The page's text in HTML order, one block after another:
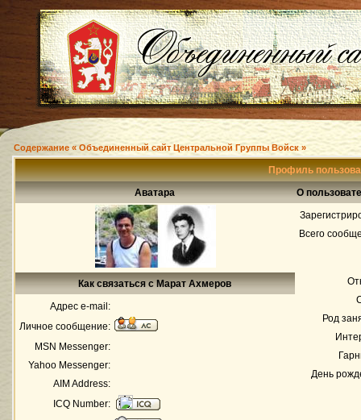
Содержание « Объединенный сайт Центральной Группы Войск »
Профиль
Аватара
О
Всего
Род
День
Как связаться с Марат Ахмеров
Адрес e-mail:
Личное сообщение:
MSN Messenger:
Yahoo Messenger:
AIM Address:
ICQ Number: